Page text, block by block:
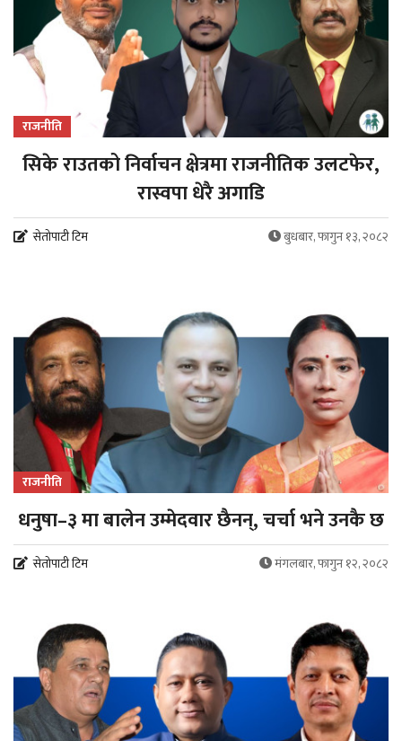
राजनीति
सिके राउतको निर्वाचन क्षेत्रमा राजनीतिक उलटफेर,
रास्वपा धेरै अगाडि
सेतोपाटी टिम बुधबार, फागुन १३, २०८२
राजनीति
धनुषा–३ मा बालेन उम्मेदवार छैनन्, चर्चा भने उनकै छ
सेतोपाटी टिम मंगलबार, फागुन १२, २०८२